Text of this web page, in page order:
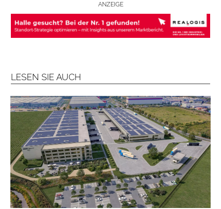
E
N
F
S
M
E
N
S
C
H
E
N
N
ANZEIGE
LESEN SIE AUCH